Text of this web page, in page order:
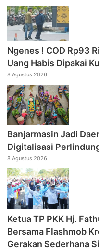
Ngenes ! COD Rp93
Uang Habis Dipakai
8 Agustus 2026
Banjarmasin Jadi
Digitalisasi
8 Agustus 2026
‎Ketua TP PKK Hj.
Bersama Flashmob
Gerakan Sederhana